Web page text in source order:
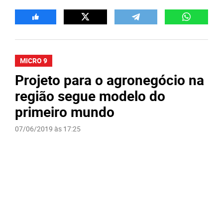
MICRO 9
Projeto para o agronegócio na
região segue modelo do
primeiro mundo
07/06/2019 às 17:25